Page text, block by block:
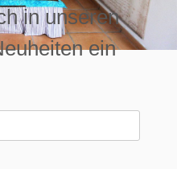
in unseren
ein